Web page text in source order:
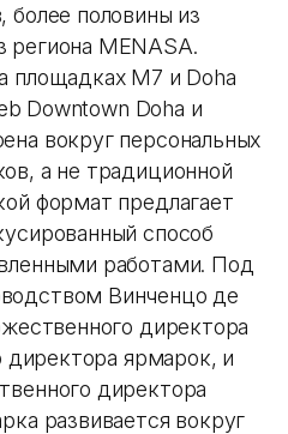
более половины из
MENASA.
площадках M7 и Doha
Downtown Doha и
вокруг персональных
а не традиционной
формат предлагает
способ
работами. Под
Винченцо де
директора
директора ярмарок, и
директора
развивается вокруг